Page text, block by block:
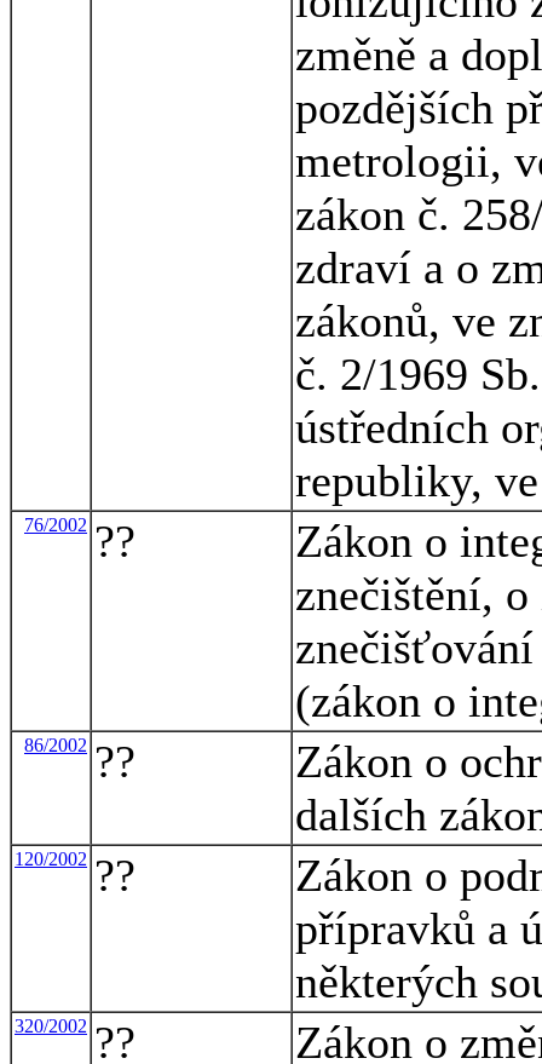
změně a
pozdějších
metrologii,
zákon č.
zdraví a o
zákonů, ve
č. 2/1969
ústředních
republiky,
76/2002 ??
Zákon o
znečištění,
znečišťování
(zákon o
86/2002 ??
Zákon o
dalších
120/2002 ??
Zákon o
přípravků a
některých
320/2002 ?? Zákon o